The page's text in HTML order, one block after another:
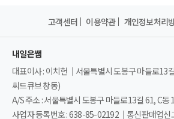
고객센터 이용약관 개인정보처리
내일은쌤
대표이사 : 이치헌｜서울특별시 도봉구 마들로13
씨드큐브 창동)
A/S 주소 : 서울특별시 도봉구 마들로13길 61, C동
사업자 등록번호 : 638-85-02192｜통신판매업